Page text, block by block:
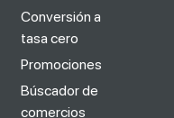
Conversión a
tasa cero
Promociones
Búscador de
comercios